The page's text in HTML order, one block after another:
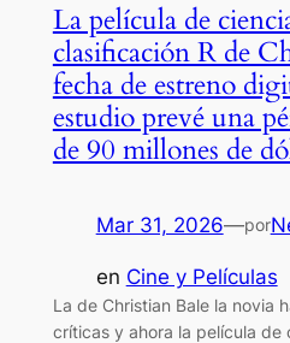
La película de
clasificación R de
fecha de estreno
estudio prevé una
de 90 millones de
Mar 31, 2026—por
en Cine y Películas
La de Christian Bale la novia
críticas y ahora la película de